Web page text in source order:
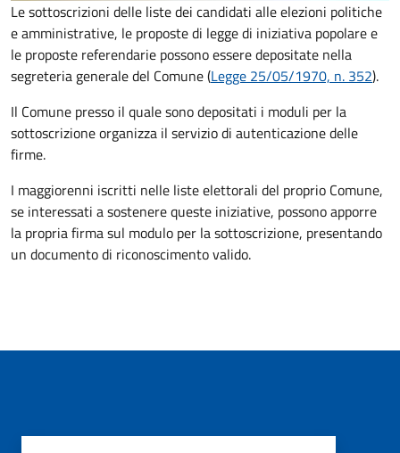
Le sottoscrizioni delle liste dei candidati alle elezioni politiche
e amministrative, le proposte di legge di iniziativa popolare e
le proposte referendarie possono essere depositate nella
segreteria generale del Comune (Legge 25/05/1970, n. 352).
Il Comune presso il quale sono depositati i moduli per la
sottoscrizione organizza il servizio di autenticazione delle
firme.
I maggiorenni iscritti nelle liste elettorali del proprio Comune,
se interessati a sostenere queste iniziative, possono apporre
la propria firma sul modulo per la sottoscrizione, presentando
un documento di riconoscimento valido.